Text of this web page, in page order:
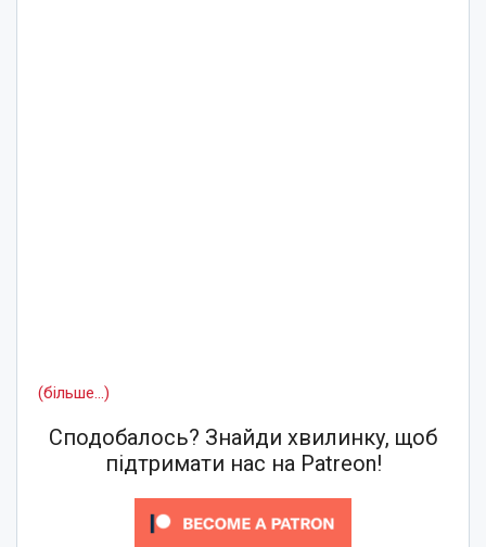
(більше…)
Сподобалось? Знайди хвилинку, щоб
підтримати нас на Patreon!